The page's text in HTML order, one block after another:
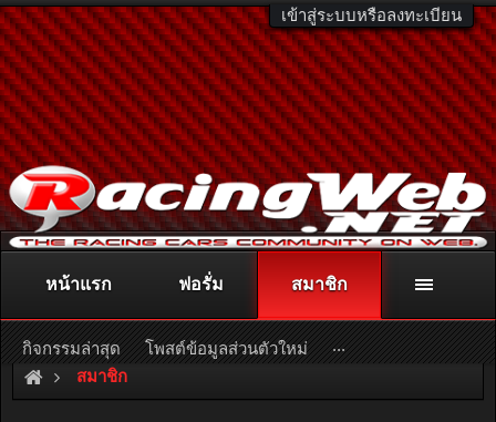
เข้าสู่ระบบหรือลงทะเบียน
ติดต่อลงโฆษณา racingweb@gmail.comหรือโทร. 081-811-1138
หรืออ่านรายละเอียดเพิ่มเติม คลิกที่นี่
สมาชิก
หน้าแรก ฟอรั่ม สมาชิก
กิจกรรมล่าสุด โพสต์ข้อมูลส่วนตัวใหม่ ...